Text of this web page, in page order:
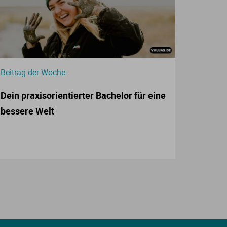
Beitrag der Woche
Dein praxisorientierter Bachelor für eine
bessere Welt